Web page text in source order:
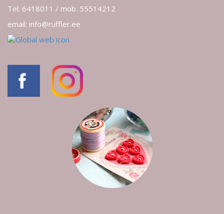
Tel: 6418011 / mob. 55514212
email: info@ruffler.ee